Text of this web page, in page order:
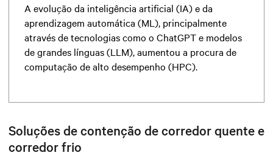
A evolução da inteligência artificial (IA) e da
aprendizagem automática (ML), principalmente
através de tecnologias como o ChatGPT e modelos
de grandes línguas (LLM), aumentou a procura de
computação de alto desempenho (HPC).
Soluções de contenção de corredor quente e
corredor frio